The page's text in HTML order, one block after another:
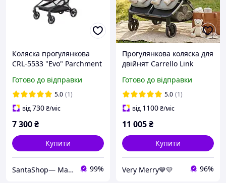
Коляска прогулянкова
CRL-5533 "Evo" Parchment
Готово до відправки
5.0 (1)
від730₴/міс
7 300₴
Купити
SantaShop— Магазин дитячих іграшок 99%
Прогулянкова коляска для
двійнят Carrello Link
Cliff Grey (сірий колір)
Готово до відправки
5.0 (1)
від 1100₴/міс
11 005₴
Купити
Very Merry💙💛 96%